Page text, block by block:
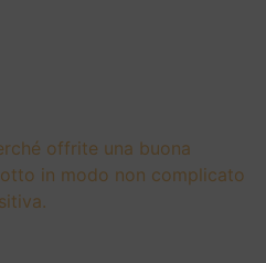
offrite una buona
in modo non complicato